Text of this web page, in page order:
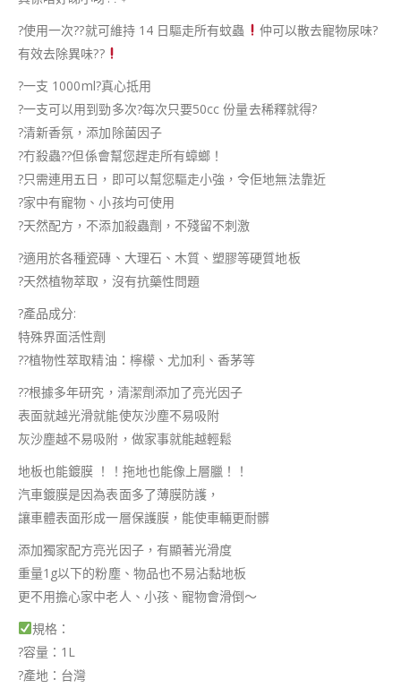
?️使用一次??就可維持 14 日驅走所有蚊蟲 仲可以散去寵物尿味?
有效去除異味??
?️一支 1000ml?真心抵用
?️一支可以用到勁多次?每次只要50cc 份量去稀釋就得?
?清新香氛，添加除菌因子
?冇殺蟲??但係會幫您趕走所有蟑螂！
?只需連用五日，即可以幫您驅走小強，令佢地無法靠近
?家中有寵物、小孩均可使用
?天然配方，不添加殺蟲劑，不殘留不刺激
?適用於各種瓷磚、大理石、木質、塑膠等硬質地板
?天然植物萃取，沒有抗藥性問題
?產品成分:
特殊界面活性劑
??植物性萃取精油：檸檬、尤加利、香茅等
?‍?根據多年研究，清潔劑添加了亮光因子
表面就越光滑就能使灰沙塵不易吸附
灰沙塵越不易吸附，做家事就能越輕鬆
地板也能鍍膜 ！！拖地也能像上層臘！！
汽車鍍膜是因為表面多了薄膜防護，
讓車體表面形成一層保護膜，能使車輛更耐髒
添加獨家配方亮光因子，有顯著光滑度
重量1g以下的粉塵、物品也不易沾黏地板
更不用擔心家中老人、小孩、寵物會滑倒～
規格：
?容量：1L
?產地：台灣